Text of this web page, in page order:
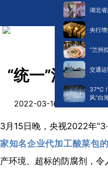
湖北
央行
“兰州
交通
​37℃！
风“白
“统一”深夜致
2022-03-16 10:46 阅读:0
3月15日晚，央视2022年
家知名企业代加工酸菜包
产环境、超标的防腐剂，